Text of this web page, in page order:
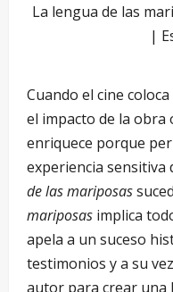
La lengua de las
|
Cuando el cine
el impacto de la obra
enriquece porque
experiencia sensitiva
de las mariposas
mariposas implica
apela a un suceso
testimonios y a su
autor para crear una